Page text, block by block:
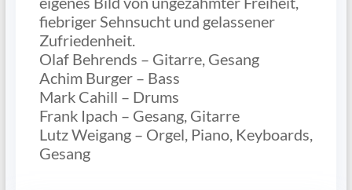
fiebriger Sehnsucht und gelassener
Zufriedenheit.
Olaf Behrends – Gitarre, Gesang
Achim Burger – Bass
Mark Cahill – Drums
Frank Ipach – Gesang, Gitarre
Lutz Weigang – Orgel, Piano, Keyboards,
Gesang